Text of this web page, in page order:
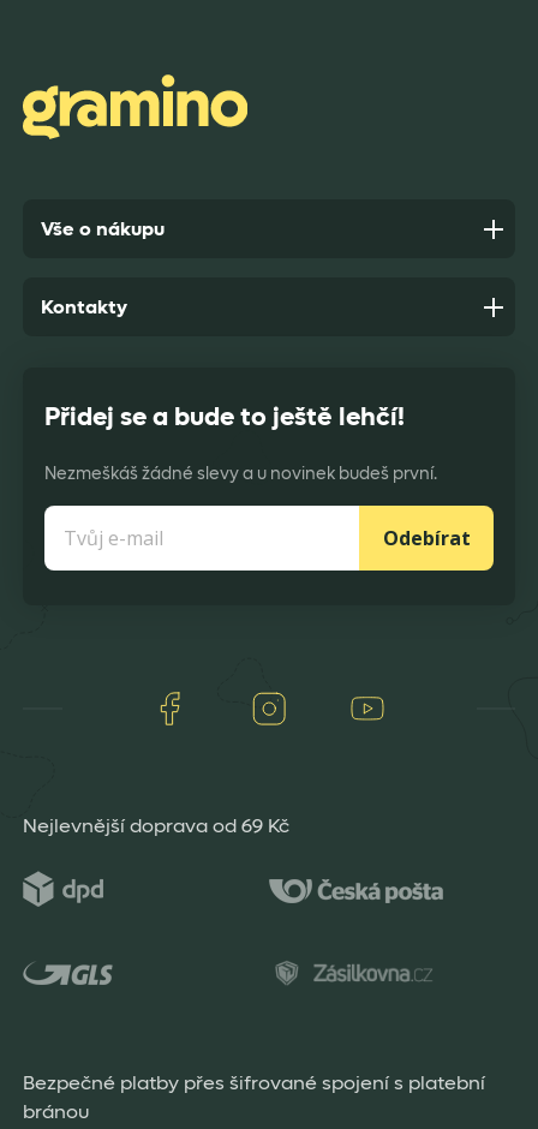
Anonym,před 7 dny
Vše o nákupu
Přidej se a bude to ještě lehčí!
Nezmeškáš žádné slevy a u novinek budeš první.
Odebírat
Facebook Instagram
Kontakty
Nejlevnější doprava od 69 Kč
Bezpečné platby přes šifrované spojení s platební
bránou